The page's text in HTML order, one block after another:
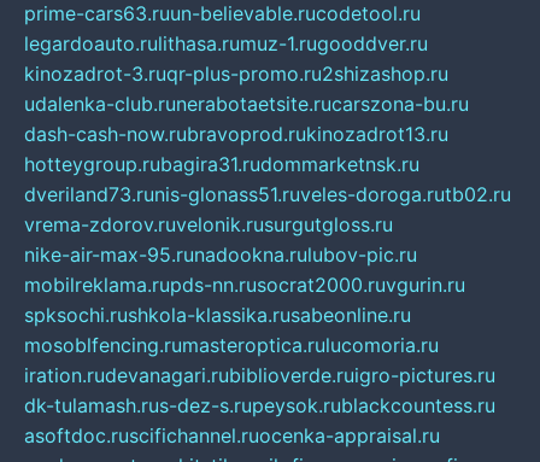
prime-cars63.ruun-believable.rucodetool.ru
legardoauto.rulithasa.rumuz-1.rugooddver.ru
kinozadrot-3.ruqr-plus-promo.ru2shizashop.ru
udalenka-club.runerabotaetsite.rucarszona-bu.ru
dash-cash-now.rubravoprod.rukinozadrot13.ru
hotteygroup.rubagira31.rudommarketnsk.ru
dveriland73.runis-glonass51.ruveles-doroga.rutb02.ru
vrema-zdorov.ruvelonik.rusurgutgloss.ru
nike-air-max-95.runadookna.rulubov-pic.ru
mobilreklama.rupds-nn.rusocrat2000.ruvgurin.ru
spksochi.rushkola-klassika.rusabeonline.ru
mosoblfencing.rumasteroptica.rulucomoria.ru
iration.rudevanagari.rubiblioverde.ruigro-pictures.ru
dk-tulamash.rus-dez-s.rupeysok.rublackcountess.ru
asoftdoc.ruscifichannel.ruocenka-appraisal.ru